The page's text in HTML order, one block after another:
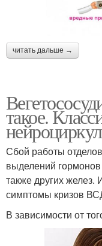
читать дальше →
такое.
Сбой работы
выделений
также других желез.
симптомы кризов
В зависимости от